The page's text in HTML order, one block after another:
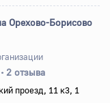
Орехово-Борисово
• 2 отзыва
проезд, 11 к3, 1